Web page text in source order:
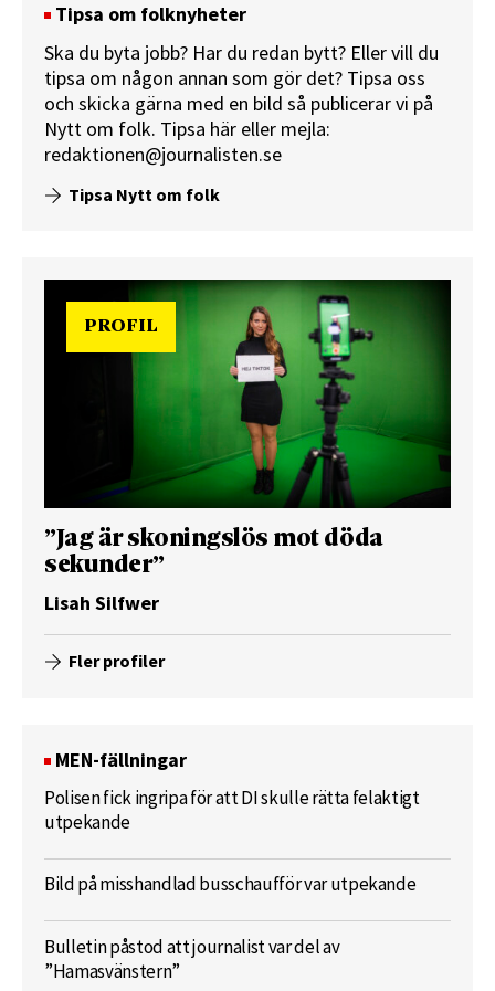
Tipsa om folknyheter
Ska du byta jobb? Har du redan bytt? Eller vill du
tipsa om någon annan som gör det? Tipsa oss
och skicka gärna med en bild så publicerar vi på
Nytt om folk. Tipsa här eller mejla:
redaktionen@journalisten.se
Tipsa Nytt om folk
PROFIL
”Jag är skoningslös mot döda
sekunder”
Lisah Silfwer
Fler profiler
MEN-fällningar
Polisen fick ingripa för att DI skulle rätta felaktigt
utpekande
Bild på misshandlad busschaufför var utpekande
Bulletin påstod att journalist var del av
”Hamasvänstern”